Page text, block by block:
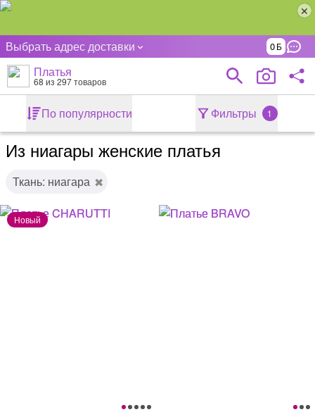
Выбрать адрес доставки 0
Платья
68 из 297 товаров
По популярности Фильтры 1
Из ниагары женские платья
Ткань: ниагара